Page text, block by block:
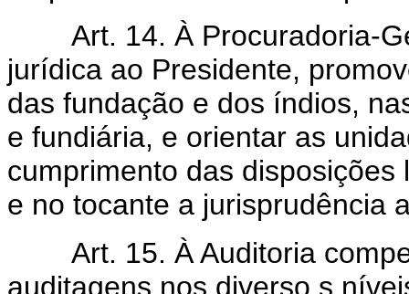
Art. 14. À Procuradoria-
jurídica ao Presidente,
das fundação e dos índios,
e fundiária, e orientar as
cumprimento das
e no tocante a jurisprudência
Art. 15. À Auditoria
auditagens nos diverso s